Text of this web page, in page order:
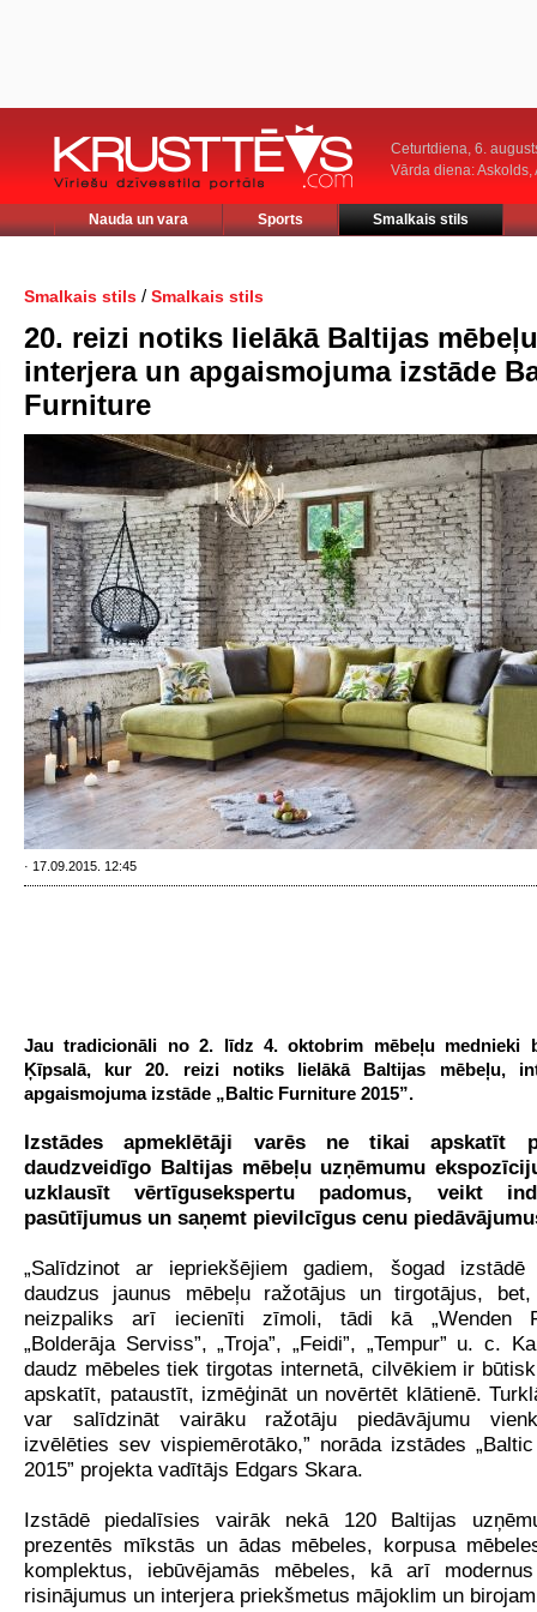
Ceturtdiena, 6.
Vārda diena: Askolds,
Nauda un vara Sports Smalkais stils
Smalkais stils / Smalkais stils
20. reizi notiks lielākā Baltijas
interjera un apgaismojuma izstāde
Furniture
· 17.09.2015. 12:45
Jau tradicionāli no 2. līdz 4. oktobrim mēbeļu mednieki
Ķīpsalā, kur 20. reizi notiks lielākā Baltijas mēbeļu,
apgaismojuma izstāde „Baltic Furniture 2015”.
Izstādes apmeklētāji varēs ne tikai apskatīt
daudzveidīgo Baltijas mēbeļu uzņēmumu
uzklausīt vērtīgusekspertu padomus, veikt
pasūtījumus un saņemt pievilcīgus cenu
„Salīdzinot ar iepriekšējiem gadiem, šogad izstādē
daudzus jaunus mēbeļu ražotājus un tirgotājus, bet,
neizpaliks arī iecienīti zīmoli, tādi kā „Wenden
„Bolderāja Serviss”, „Troja”, „Feidi”, „Tempur” u. c.
daudz mēbeles tiek tirgotas internetā, cilvēkiem ir
apskatīt, pataustīt, izmēģināt un novērtēt klātienē.
var salīdzināt vairāku ražotāju piedāvājumu
izvēlēties sev vispiemērotāko,” norāda izstādes
2015” projekta vadītājs Edgars Skara.
Izstādē piedalīsies vairāk nekā 120 Baltijas
prezentēs mīkstās un ādas mēbeles, korpusa
komplektus, iebūvējamās mēbeles, kā arī
risinājumus un interjera priekšmetus mājoklim un